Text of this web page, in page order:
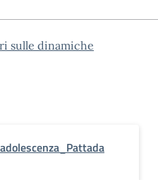
sulle dinamiche